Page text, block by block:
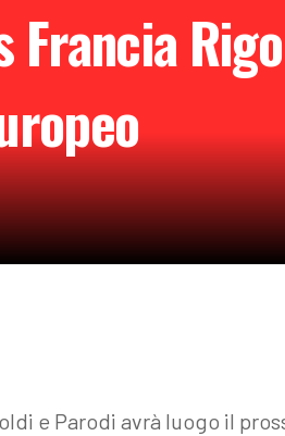
Francia
e Parodi avrà luogo il